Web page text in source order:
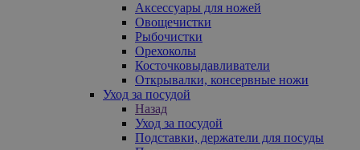
Аксессуары для ножей
Овощечистки
Рыбочистки
Орехоколы
Косточковыдавливатели
Открывалки, консервные ножи
Уход за посудой
Назад
Уход за посудой
Подставки, держатели для посуды